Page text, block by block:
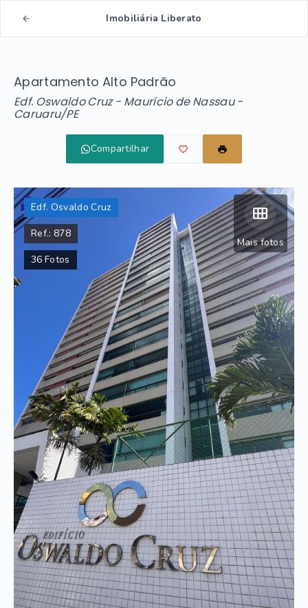
Imobiliária Liberato
Apartamento Alto Padrão
Edf. Oswaldo Cruz - Maurício de Nassau -
Caruaru/PE
Compartilhar
Mais fotos
Edf. Osvaldo Cruz
Ref.: 878
36 Fotos